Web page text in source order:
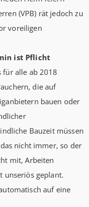
(VPB) rät jedoch zu
voreiligen
ist Pflicht
für alle ab 2018
die auf
bauen oder
Bauzeit müssen
nicht immer, so der
mit, Arbeiten
unseriös geplant.
auf eine